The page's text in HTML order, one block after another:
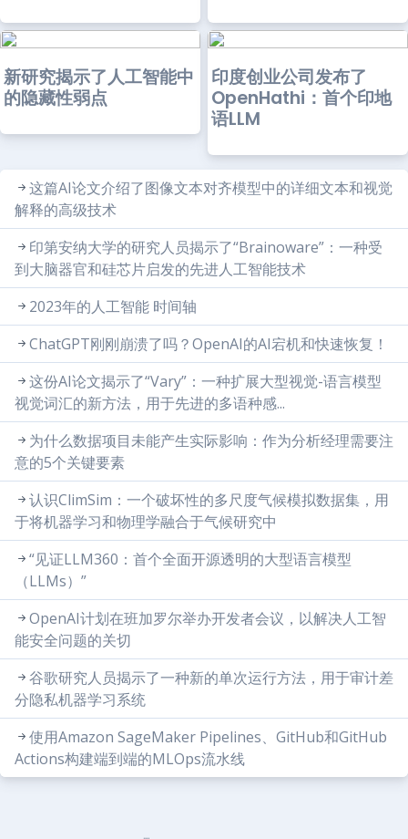
新研究揭示了人工智能中
的隐藏性弱点
印度创业公司发布了
OpenHathi：首个印地
语LLM
这篇AI论文介绍了图像文本对齐模型中的详细文本和视觉
解释的高级技术
印第安纳大学的研究人员揭示了“Brainoware”：一种受
到大脑器官和硅芯片启发的先进人工智能技术
2023年的人工智能 时间轴
ChatGPT刚刚崩溃了吗？OpenAI的AI宕机和快速恢复！
这份AI论文揭示了“Vary”：一种扩展大型视觉-语言模型
视觉词汇的新方法，用于先进的多语种感...
为什么数据项目未能产生实际影响：作为分析经理需要注
意的5个关键要素
认识ClimSim：一个破坏性的多尺度气候模拟数据集，用
于将机器学习和物理学融合于气候研究中
“见证LLM360：首个全面开源透明的大型语言模型
（LLMs）”
OpenAI计划在班加罗尔举办开发者会议，以解决人工智
能安全问题的关切
谷歌研究人员揭示了一种新的单次运行方法，用于审计差
分隐私机器学习系统
使用Amazon SageMaker Pipelines、GitHub和GitHub
Actions构建端到端的MLOps流水线